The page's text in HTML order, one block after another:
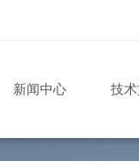
新闻中心 技